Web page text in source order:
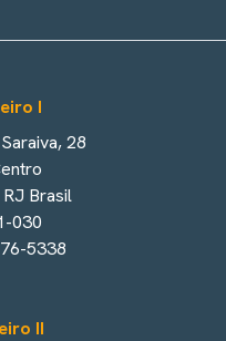
I
28
Brasil
030
5338
II